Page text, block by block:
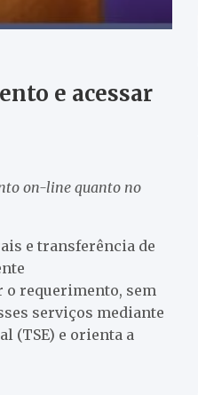
e acessar
on-line quanto no
e transferência de
o requerimento, sem
serviços mediante
(TSE) e orienta a